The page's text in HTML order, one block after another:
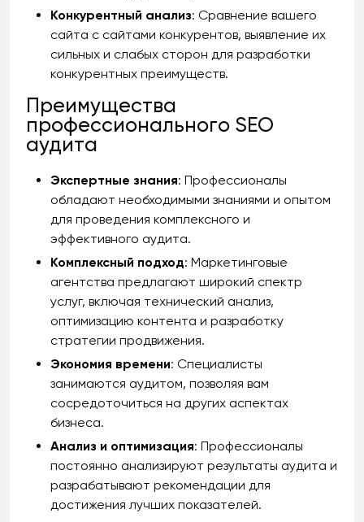
Конкурентный анализ: Сравнение вашего
сайта с сайтами конкурентов, выявление их
сильных и слабых сторон для разработки
конкурентных преимуществ.
Преимущества
профессионального SEO
аудита
Экспертные знания: Профессионалы
обладают необходимыми знаниями и опытом
для проведения комплексного и
эффективного аудита.
Комплексный подход: Маркетинговые
агентства предлагают широкий спектр
услуг, включая технический анализ,
оптимизацию контента и разработку
стратегии продвижения.
Экономия времени: Специалисты
занимаются аудитом, позволяя вам
сосредоточиться на других аспектах
бизнеса.
Анализ и оптимизация: Профессионалы
постоянно анализируют результаты аудита и
разрабатывают рекомендации для
достижения лучших показателей.